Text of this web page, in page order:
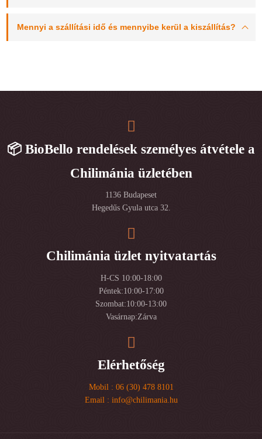
Mennyi a szállítási idő és mennyibe kerül a kiszállítás?
📦 BioBello rendelések személyes átvétele a
Chilimánia üzletében
1136 Budapeset
Hegedűs Gyula utca 32.
Chilimánia üzlet nyitvatartás
H-CS 10:00-18:00
Péntek:10:00-17:00
Szombat:10:00-13:00
Vasárnap:Zárva
Elérhetőség
Mobil : 06 (30) 478 8101
Email : info@chilimania.hu